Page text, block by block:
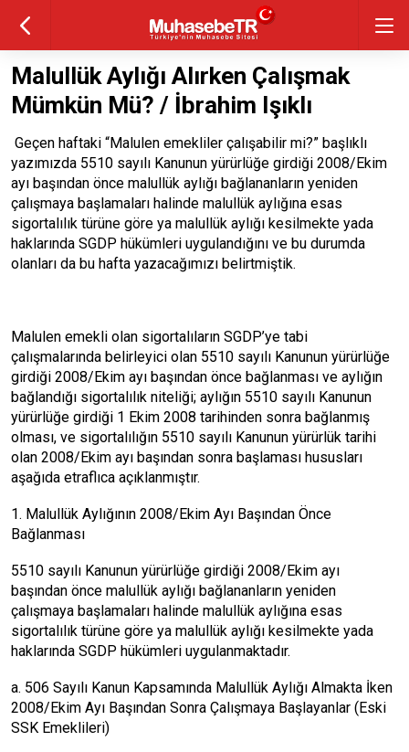
Malullük Aylığı Alırken Çalışmak
Mümkün Mü? / İbrahim Işıklı
Geçen haftaki “Malulen emekliler çalışabilir mi?” başlıklı
yazımızda 5510 sayılı Kanunun yürürlüğe girdiği 2008/Ekim
ayı başından önce malullük aylığı bağlananların yeniden
çalışmaya başlamaları halinde malullük aylığına esas
sigortalılık türüne göre ya malullük aylığı kesilmekte yada
haklarında SGDP hükümleri uygulandığını ve bu durumda
olanları da bu hafta yazacağımızı belirtmiştik.
Malulen emekli olan sigortalıların SGDP’ye tabi
çalışmalarında belirleyici olan 5510 sayılı Kanunun yürürlüğe
girdiği 2008/Ekim ayı başından önce bağlanması ve aylığın
bağlandığı sigortalılık niteliği; aylığın 5510 sayılı Kanunun
yürürlüğe girdiği 1 Ekim 2008 tarihinden sonra bağlanmış
olması, ve sigortalılığın 5510 sayılı Kanunun yürürlük tarihi
olan 2008/Ekim ayı başından sonra başlaması hususları
aşağıda etraflıca açıklanmıştır.
1. Malullük Aylığının 2008/Ekim Ayı Başından Önce
Bağlanması
5510 sayılı Kanunun yürürlüğe girdiği 2008/Ekim ayı
başından önce malullük aylığı bağlananların yeniden
çalışmaya başlamaları halinde malullük aylığına esas
sigortalılık türüne göre ya malullük aylığı kesilmekte yada
haklarında SGDP hükümleri uygulanmaktadır.
a. 506 Sayılı Kanun Kapsamında Malullük Aylığı Almakta İken
2008/Ekim Ayı Başından Sonra Çalışmaya Başlayanlar (Eski
SSK Emeklileri)